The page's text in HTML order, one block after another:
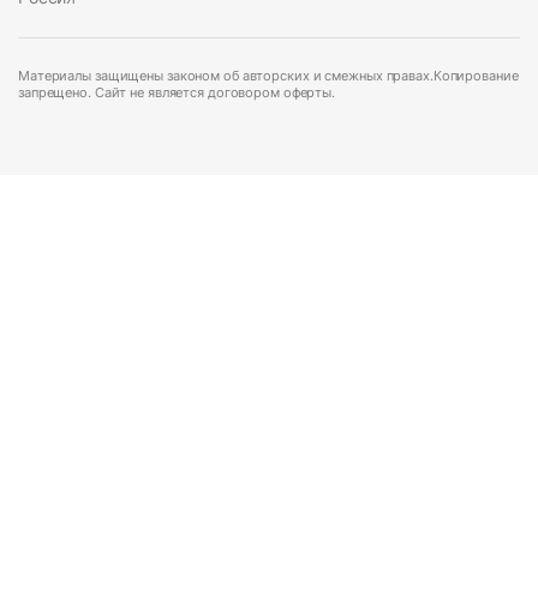
Материалы защищены законом об авторских и смежных правах.Копирование
запрещено. Сайт не является договором оферты.